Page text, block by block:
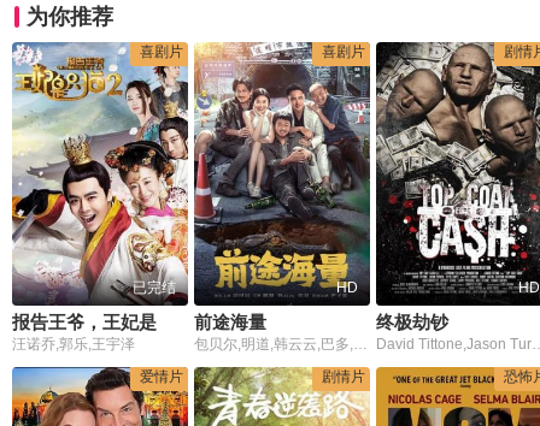
为你推荐
喜剧片
已完结
汪诺乔,郭乐,王宇泽
喜剧片
HD
前途海量
包贝尔,明道,韩云云,巴多,尹子维
剧情
HD
终极劫钞
David
爱情片
剧情片 恐怖